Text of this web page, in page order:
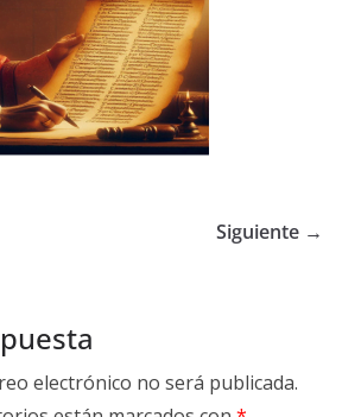
Siguiente →
electrónico no será publicada.